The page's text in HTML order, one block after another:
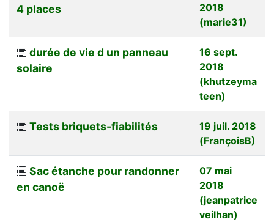
4 places
2018
(marie31)
durée de vie d un panneau
solaire
16 sept.
2018
(khutzeyma
teen)
Tests briquets-fiabilités
19 juil. 2018
(FrançoisB)
Sac étanche pour randonner
en canoë
07 mai
2018
(jeanpatrice
veilhan)